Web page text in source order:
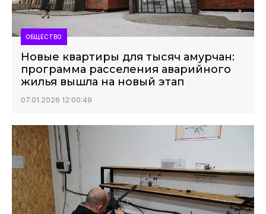
ОБЩЕСТВО
Новые квартиры для тысяч амурчан:
программа расселения аварийного
жилья вышла на новый этап
07.01.2026 12:00:49